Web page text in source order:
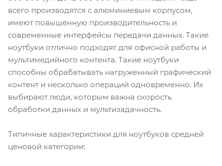
всего производятся с алюминиевым корпусом,
имеют повышенную производительность и
современные интерфейсы передачи данных. Такие
ноутбуки отлично подходят для офисной работы и
мультимедийного контента. Такие ноутбуки
способны обрабатывать нагруженный графический
контент и несколько операций одновременно. Их
выбирают люди, которым важна скорость
обработки данных и мультизадачность.
Типичные характеристики для ноутбуков средней
ценовой категории: